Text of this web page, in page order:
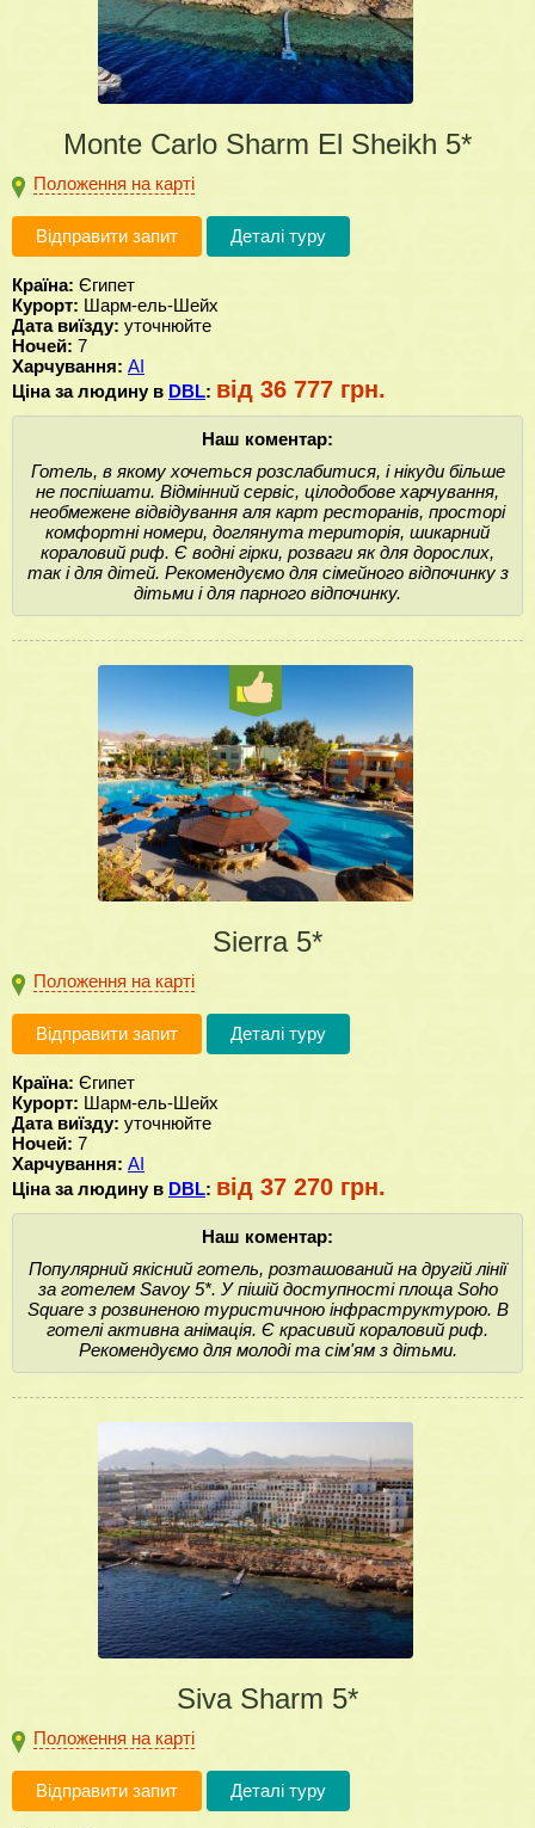
Monte Carlo Sharm El Sheikh 5*
Положення на карті
Відправити запит Деталі туру
Країна: Єгипет
Курорт: Шарм-ель-Шейх
Дата виїзду: уточнюйте
Ночей: 7
Харчування: AI
Ціна за людину в DBL: від 36 777 грн.
Наш коментар:
Готель, в якому хочеться розслабитися, і нікуди більше
не поспішати. Відмінний сервіс, цілодобове харчування,
необмежене відвідування аля карт ресторанів, просторі
комфортні номери, доглянута територія, шикарний
кораловий риф. Є водні гірки, розваги як для дорослих,
так і для дітей. Рекомендуємо для сімейного відпочинку з
дітьми і для парного відпочинку.
Sierra 5*
Положення на карті
Відправити запит Деталі туру
Країна: Єгипет
Курорт: Шарм-ель-Шейх
Дата виїзду: уточнюйте
Ночей: 7
Харчування: AI
Ціна за людину в DBL: від 37 270 грн.
Наш коментар:
Популярний якісний готель, розташований на другій лінії
за готелем Savoy 5*. У пішій доступності площа Soho
Square з розвиненою туристичною інфраструктурою. В
готелі активна анімація. Є красивий кораловий риф.
Рекомендуємо для молоді та сім'ям з дітьми.
Siva Sharm 5*
Положення на карті
Відправити запит Деталі туру